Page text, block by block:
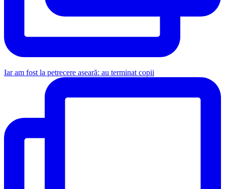
Iar am fost la petrecere aseară: au terminat copii